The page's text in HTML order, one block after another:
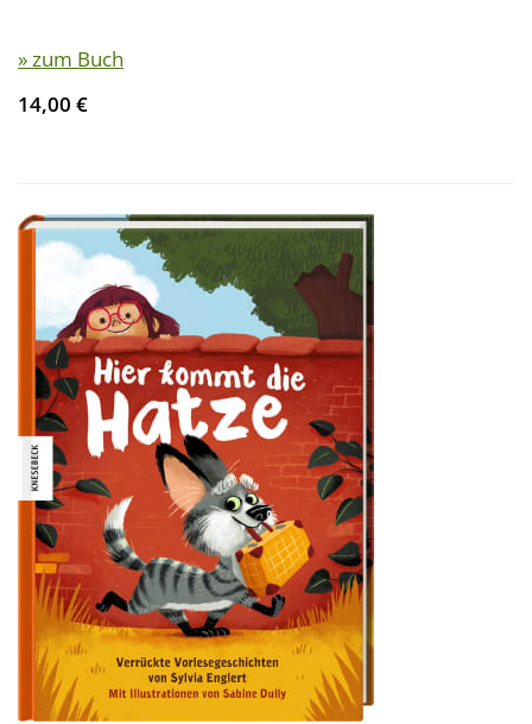
» zum Buch
14,00 €